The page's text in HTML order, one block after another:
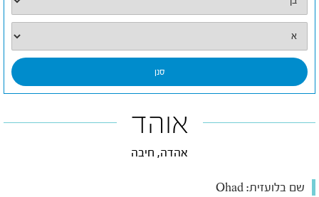
אוהד
אהדה, חיבה
שם בלועזית: